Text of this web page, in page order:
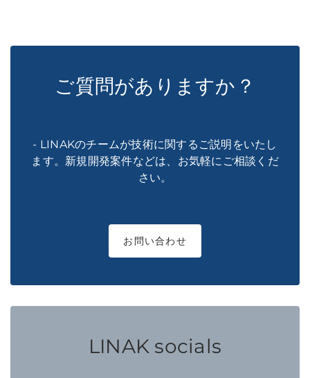
ご質問がありますか？
- LINAKのチームが技術に関するご説明をいたし
ます。新規開発案件などは、お気軽にご相談くだ
さい。
お問い合わせ
LINAK socials